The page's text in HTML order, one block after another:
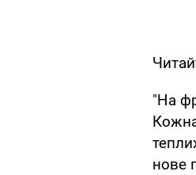
"На
нове